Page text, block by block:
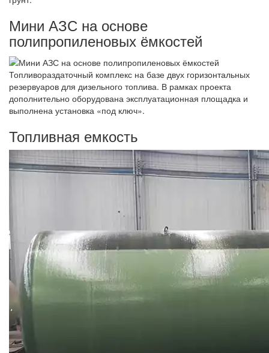
Мини АЗС на основе
полипропиленовых ёмкостей
Топливораздаточный комплекс на базе двух горизонтальных
резервуаров для дизельного топлива. В рамках проекта
дополнительно оборудована эксплуатационная площадка и
выполнена установка «под ключ».
Топливная емкость